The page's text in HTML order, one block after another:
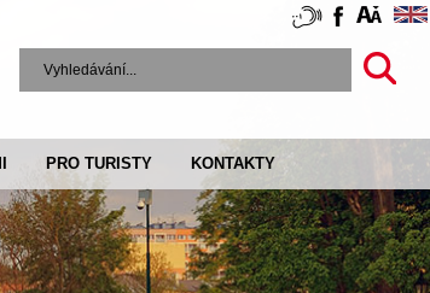
PRO TURISTY KONTAKTY